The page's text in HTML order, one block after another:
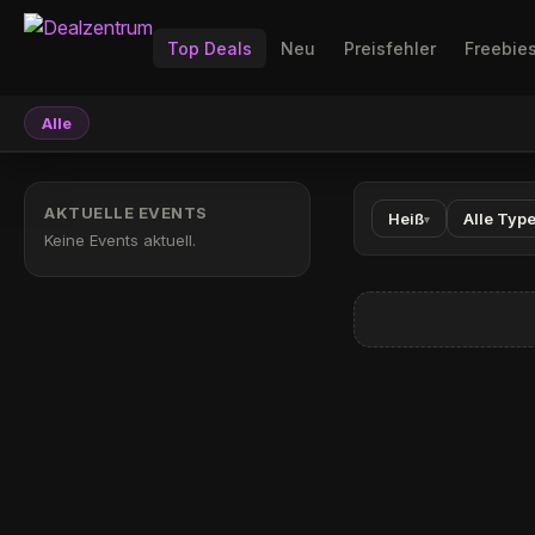
Top Deals Neu Preisfehler
Alle
AKTUELLE EVENTS
Keine Events aktuell.
Heiß▾ Alle